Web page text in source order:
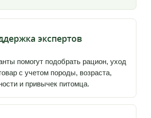
экспертов
помогут подобрать рацион, уход
с учетом породы, возраста,
и привычек питомца.